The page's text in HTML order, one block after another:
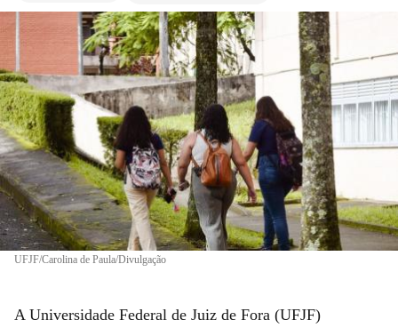
UFJF/Carolina de Paula/Divulgação
A Universidade Federal de Juiz de Fora (UFJF)